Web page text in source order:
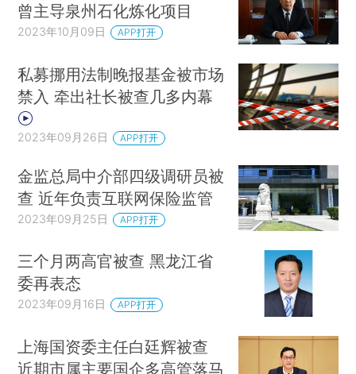
曾主导泉州石化炼化项目
2023年10月09日 APP打开
私募挪用法制晚报基金被市场
禁入 牵出社长被查几多内幕
2023年09月26日 APP打开
金监总局中介部四级调研员被
查 近年负责互联网保险监管
2023年09月25日 APP打开
三个月两高官被查 黑龙江省
委再表态
2023年09月16日 APP打开
上海国资委主任白廷辉被查
近期市属主要国企多高管落马